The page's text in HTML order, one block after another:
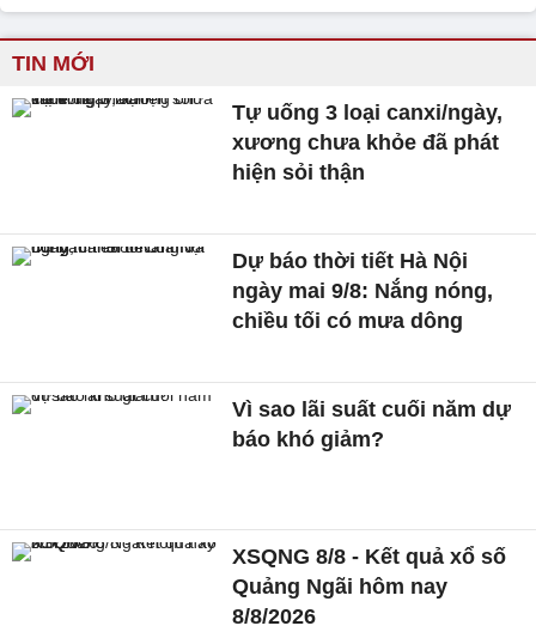
TIN MỚI
Tự uống 3 loại canxi/ngày,
xương chưa khỏe đã phát
hiện sỏi thận
Dự báo thời tiết Hà Nội
ngày mai 9/8: Nắng nóng,
chiều tối có mưa dông
Vì sao lãi suất cuối năm dự
báo khó giảm?
XSQNG 8/8 - Kết quả xổ số
Quảng Ngãi hôm nay
8/8/2026